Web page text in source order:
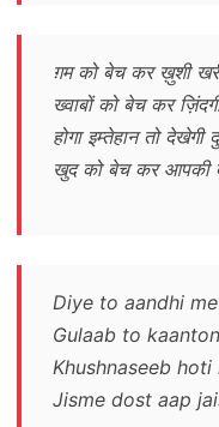
ग़म को बेच कर ख़ुशी
ख्वाबों को बेच कर
होगा इम्तेहान तो देखेगी
खुद को बेच कर आपकी
Diye to aandhi
Gulaab to
Khushnaseeb
Jisme dost aap